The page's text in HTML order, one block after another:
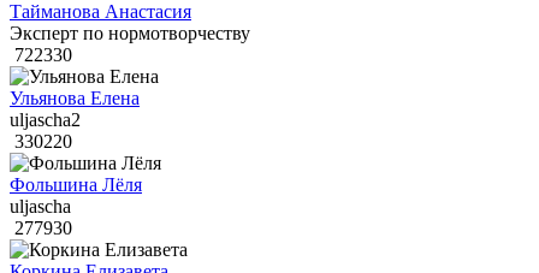
Тайманова Анастасия
Эксперт по нормотворчеству
722330
Ульянова Елена
uljascha2
330220
Фольшина Лёля
uljascha
277930